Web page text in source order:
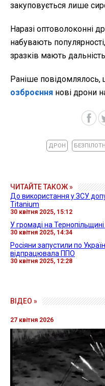
закуповується лише
Наразі оптоволоконні
набувають
зразків мають
Раніше повідомлялось,
озброєння нові дрони
ДРОН
ЧИТАЙТЕ ТАКОЖ »
До використання у ЗСУ
Titanium
30 квітня 2025, 15:12
У громаді на
30 квітня 2025, 14:34
Росіяни запустили по
відпрацювала ППО
30 квітня 2025, 12:28
ВІДЕО »
27 квітня 2026